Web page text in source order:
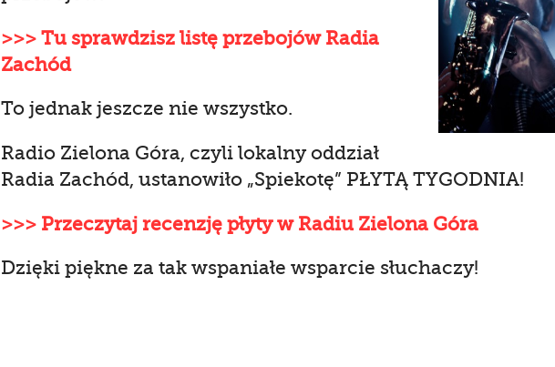
>>> Tu sprawdzisz listę przebojów Radia
Zachód
To jednak jeszcze nie wszystko.
Radio Zielona Góra, czyli lokalny oddział
Radia Zachód, ustanowiło „Spiekotę” PŁYTĄ TYGODNIA!
>>> Przeczytaj recenzję płyty w Radiu Zielona Góra
Dzięki piękne za tak wspaniałe wsparcie słuchaczy!